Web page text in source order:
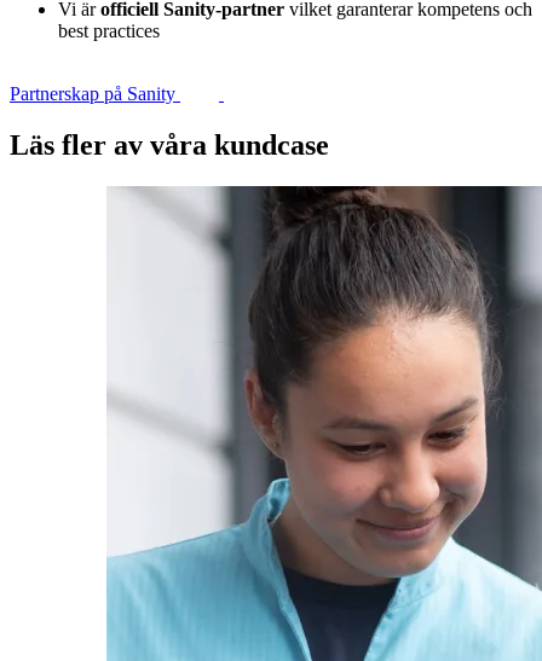
Vi ärofficiell Sanity-partner vilket garanterar kompetens och
best practices
Partnerskap på Sanity
Läs fler av våra kundcase